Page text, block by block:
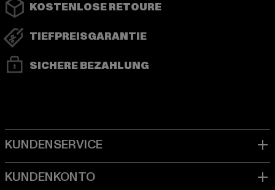
KOSTENLOSE RETOURE
TIEFPREISGARANTIE
SICHERE BEZAHLUNG